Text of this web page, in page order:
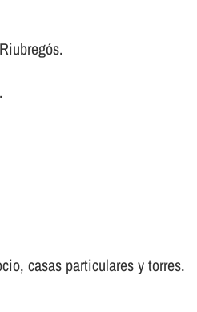
casas particulares y torres.